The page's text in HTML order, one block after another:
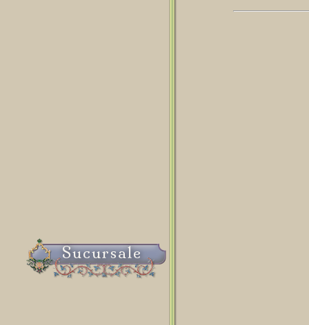
Sucursale